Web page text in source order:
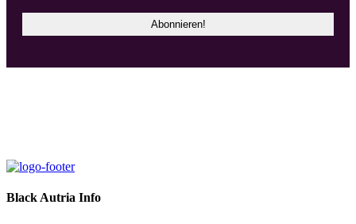
Black Autria Info